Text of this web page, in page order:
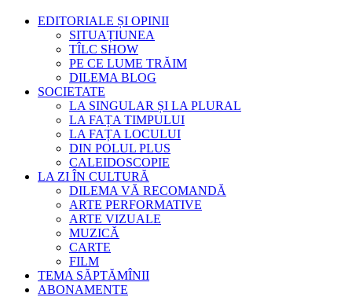
EDITORIALE ȘI OPINII
SITUAȚIUNEA
TÎLC SHOW
PE CE LUME TRĂIM
DILEMA BLOG
SOCIETATE
LA SINGULAR ȘI LA PLURAL
LA FAȚA TIMPULUI
LA FAȚA LOCULUI
DIN POLUL PLUS
CALEIDOSCOPIE
LA ZI ÎN CULTURĂ
DILEMA VĂ RECOMANDĂ
ARTE PERFORMATIVE
ARTE VIZUALE
MUZICĂ
CARTE
FILM
TEMA SĂPTĂMÎNII
ABONAMENTE